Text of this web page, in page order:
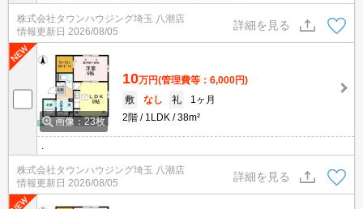
株式会社タウンハウジング埼玉 八潮店
情報更新日 2026/08/05
詳細を見る
画像：23枚
10万円(管理費等：6,000円)
敷
なし 礼
1ヶ月
2階
1LDK 38m²
株式会社タウンハウジング埼玉 八潮店
情報更新日 2026/08/05
詳細を見る